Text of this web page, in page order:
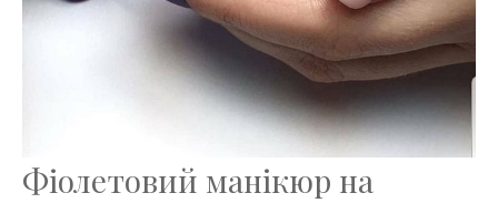
Фіолетовий манікюр на